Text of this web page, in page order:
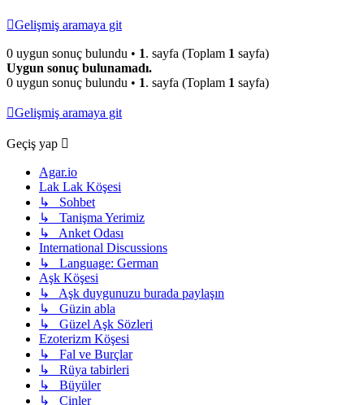
Gelişmiş aramaya git
0 uygun sonuç bulundu • 1. sayfa (Toplam 1 sayfa)
Uygun sonuç bulunamadı.
0 uygun sonuç bulundu • 1. sayfa (Toplam 1 sayfa)
Gelişmiş aramaya git
Geçiş yap
Agar.io
Lak Lak Köşesi
↳ Sohbet
↳ Tanişma Yerimiz
↳ Anket Odası
International Discussions
↳ Language: German
Aşk Köşesi
↳ Aşk duygunuzu burada paylaşın
↳ Güzin abla
↳ Güzel Aşk Sözleri
Ezoterizm Köşesi
↳ Fal ve Burçlar
↳ Rüya tabirleri
↳ Büyüler
↳ Cinler